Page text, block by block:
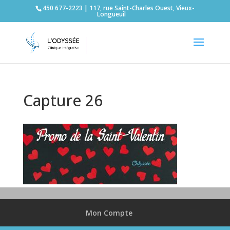
450 677-2223 | 117, rue Saint-Charles Ouest, Vieux-
Longueuil
Capture 26
Mon Compte